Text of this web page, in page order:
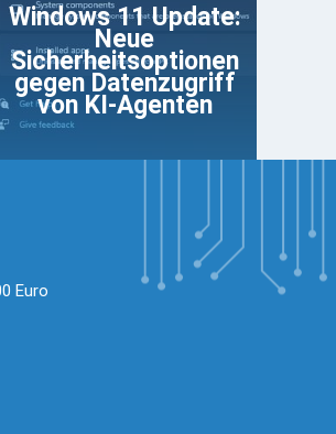
Windows 11 Update:
Neue
Sicherheitsoptionen
gegen Datenzugriff
von KI-Agenten
Euro